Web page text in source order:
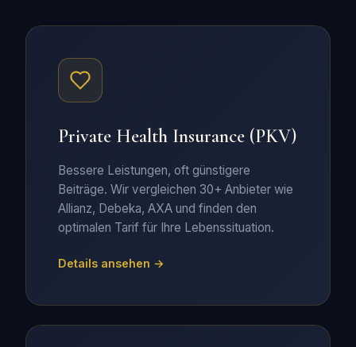
Private Health Insurance (PKV)
Bessere Leistungen, oft günstigere
Beiträge. Wir vergleichen 30+ Anbieter wie
Allianz, Debeka, AXA und finden den
optimalen Tarif für Ihre Lebenssituation.
Details ansehen →